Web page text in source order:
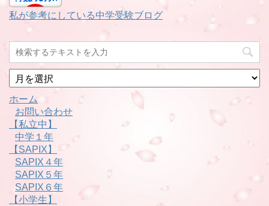
私が参考にしている中学受験ブログ
月
別
ホーム
お問い合わせ
【私立中】
中学１年
【SAPIX】
SAPIX４年
SAPIX５年
SAPIX６年
【小学生】